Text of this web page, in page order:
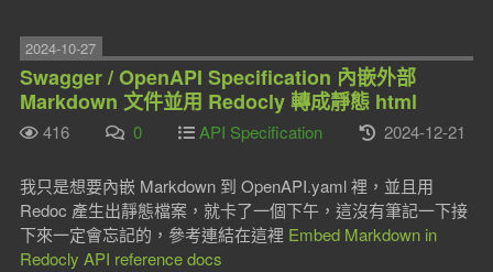
2024-10-27
Swagger / OpenAPI Specification 內嵌外部
Markdown 文件並用 Redocly 轉成靜態 html
416 0 API Specification 2024-12-21
我只是想要內嵌 Markdown 到 OpenAPI.yaml 裡，並且用
Redoc 產生出靜態檔案，就卡了一個下午，這沒有筆記一下接
下來一定會忘記的，參考連結在這裡 Embed Markdown in
Redocly API reference docs